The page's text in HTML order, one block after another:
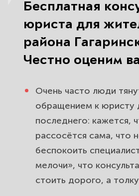
Бесплатная
юриста для
района
Честно оценим
Очень часто люди
обращением к юристу
последнего: кажется,
рассосётся сама, что
беспокоить
мелочи», что
стоить дорого, а